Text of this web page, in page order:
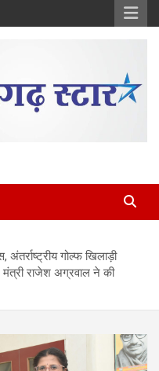
अंतर्राष्ट्रीय गोल्फ खिलाड़ी
राजेश अग्रवाल ने की